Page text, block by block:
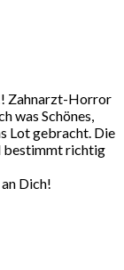
Zahnarzt-Horror
was Schönes,
Lot gebracht. Die
bestimmt richtig
Dich!